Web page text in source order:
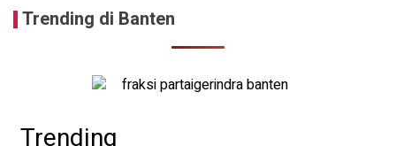
Trending di Banten